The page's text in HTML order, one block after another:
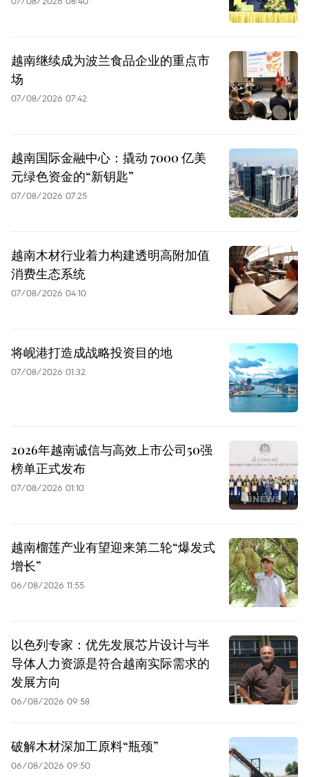
越南继续成为波兰食品企业的重点市
场
07/08/2026 07:42
越南国际金融中心：撬动 7000 亿美
元绿色资金的“新钥匙”
07/08/2026 07:25
越南木材行业着力构建透明高附加值
消费生态系统
07/08/2026 04:10
将岘港打造成战略投资目的地
07/08/2026 01:32
2026年越南诚信与高效上市公司50强
榜单正式发布
07/08/2026 01:10
越南榴莲产业有望迎来第二轮“爆发式
增长”
06/08/2026 11:55
以色列专家：优先发展芯片设计与半
导体人力资源是符合越南实际需求的
发展方向
06/08/2026 09:58
破解木材深加工原料“瓶颈”
06/08/2026 09:50